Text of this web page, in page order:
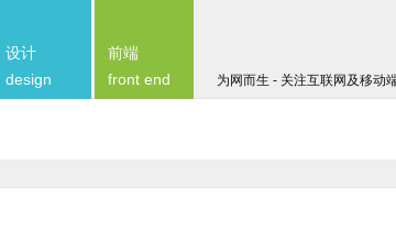
为网而生 - 关注互联网及移动
设计
design
前端
front end